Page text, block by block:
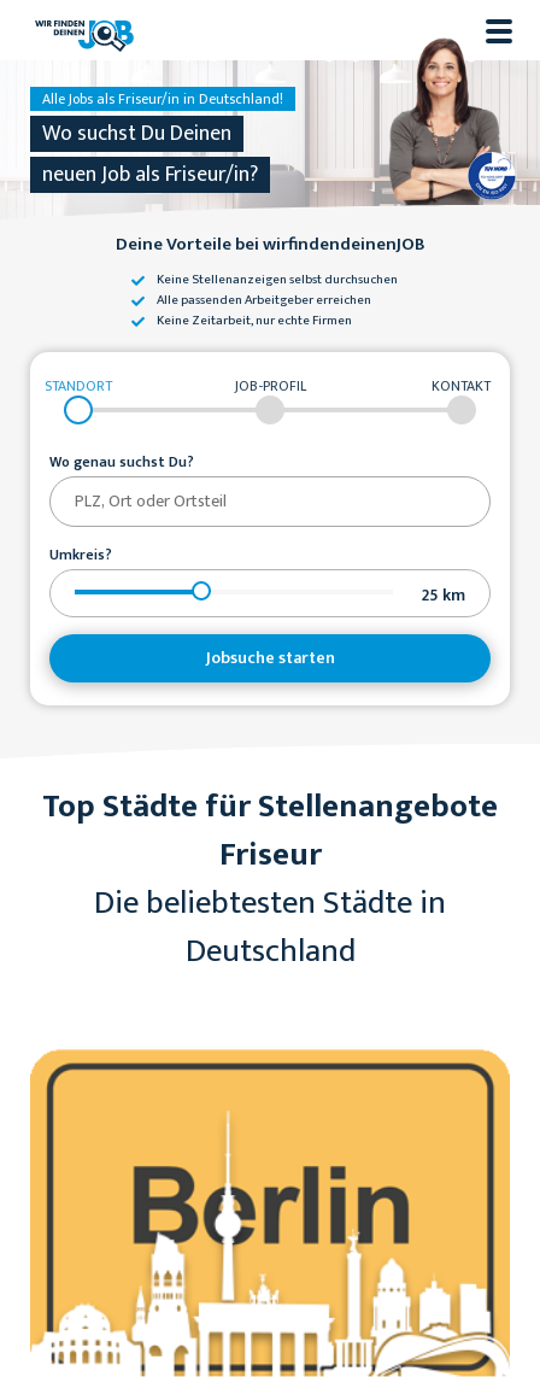
Alle Jobs als Friseur/in in Deutschland!
Wo suchst Du Deinen
neuen Job als Friseur/in?
Deine Vorteile bei wirfindendeinenJOB
Keine Stellenanzeigenselbst durchsuchen
Alle passendenArbeitgeber erreichen
Keine Zeitarbeit,nur echte Firmen
STANDORT JOB-PROFIL KONTAKT
Wo genau suchst Du?
Umkreis?
25 km
Jobsuche starten
Top Städte für Stellenangebote
Friseur
Die beliebtesten Städte in
Deutschland